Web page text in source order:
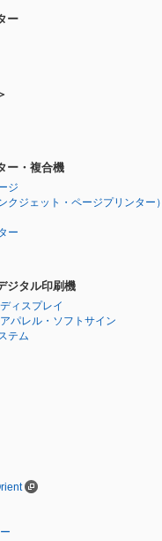
ー
ー・複合機
ジ
クジェット・ページプリンター）
ー
ジタル印刷機
ィスプレイ
パレル・ソフトサイン
テム